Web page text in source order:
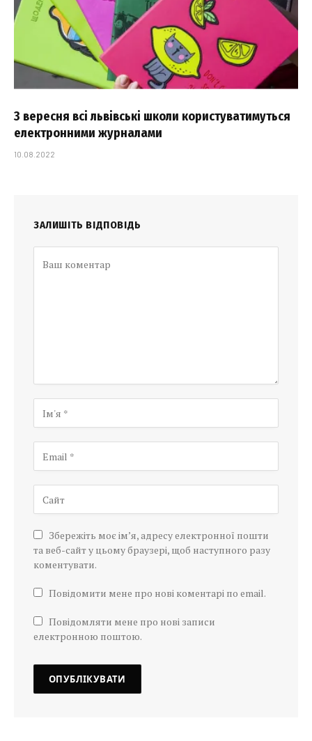
З вересня всі львівські школи користуватимуться
електронними журналами
10.08.2022
ЗАЛИШІТЬ ВІДПОВІДЬ
Збережіть моє ім’я, адресу електронної пошти
та веб-сайт у цьому браузері, щоб наступного разу
коментувати.
Повідомити мене про нові коментарі по email.
Повідомляти мене про нові записи
електронною поштою.